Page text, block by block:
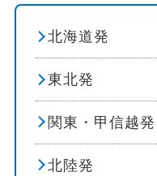
レオン
イルミネーション
北海道発
東北発
関東・甲信越発
北陸発